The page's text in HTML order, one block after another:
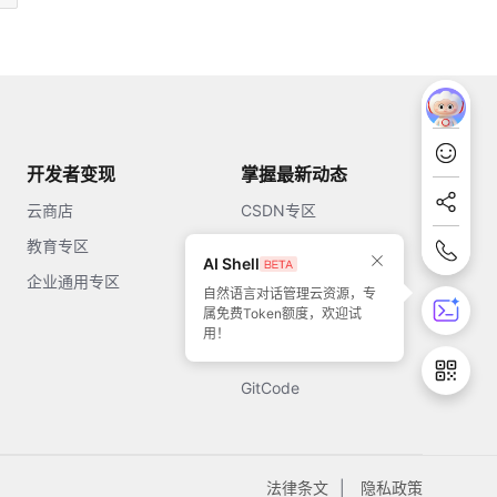
AI Shell
自然语言对话管理云资源，专
属免费Token额度，欢迎试
用！
开发者变现
云商店
教育专区
企业通用专区
掌握最新动态
CSDN专区
开源中国
51CTO
GitCode
法律条文 隐私政策